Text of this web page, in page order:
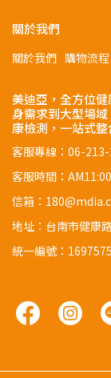
關於我們
關於我們 購物流程
美迪亞，全方位
身需求到大型場
康檢測，一站式整
客服專線：06-
客服時間：
信箱：
地址：台南市健康
統一編號：